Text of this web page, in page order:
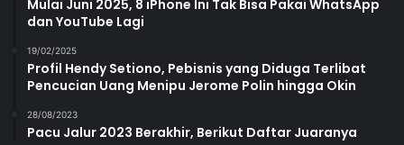
Mulai Juni 2025, 8 iPhone Ini Tak Bisa Pakai WhatsApp
dan YouTube Lagi
19/02/2025
Profil Hendy Setiono, Pebisnis yang Diduga Terlibat
Pencucian Uang Menipu Jerome Polin hingga Okin
28/08/2023
Pacu Jalur 2023 Berakhir, Berikut Daftar Juaranya